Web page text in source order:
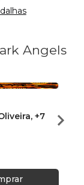
Angels
, +7
R$